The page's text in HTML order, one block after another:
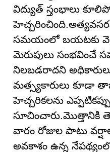
విద్యుత్ స్తంభాలు
సమయంలో బయటకు
మెరుపులు సంభవించే
నిలబడరాదని అధికారులు
మత్స్యకారులు కూడా
హెచ్చరికలను
సూచించారు.మొత్తానికి
వారం రోజుల పాటు
అవకాశం ఉన్న నేపథ్యంలో